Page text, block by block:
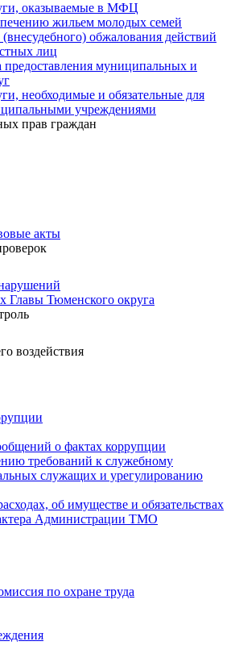
оказываемые в МФЦ
жильем молодых семей
обжалования действий
лиц
предоставления муниципальных и
необходимые и обязательные для
учреждениями
прав граждан
акты
Главы Тюменского округа
воздействия
о фактах коррупции
требований к служебному
служащих и урегулированию
об имуществе и обязательствах
Администрации ТМО
по охране труда